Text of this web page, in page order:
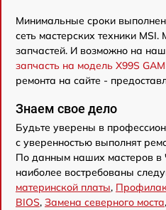
Минимальные сроки
сеть мастерских техники
запчастей. И возможно на
запчасть на модель X99S
ремонта на сайте -
Знаем свое дело
Будьте уверены в
с уверенностью выполнят
По данным наших мастеров в
наиболее востребованы
материнской платы,
BIOS, Замена северного моста,